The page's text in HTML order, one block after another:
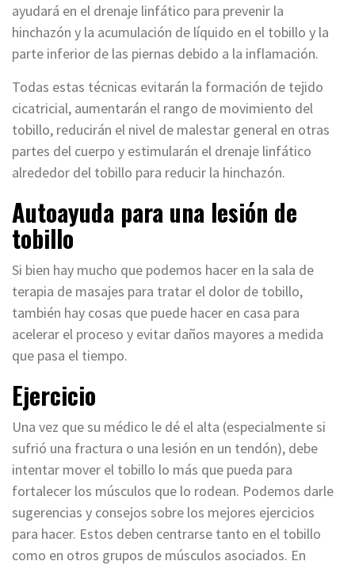
ayudará en el drenaje linfático para prevenir la
hinchazón y la acumulación de líquido en el tobillo y la
parte inferior de las piernas debido a la inflamación.
Todas estas técnicas evitarán la formación de tejido
cicatricial, aumentarán el rango de movimiento del
tobillo, reducirán el nivel de malestar general en otras
partes del cuerpo y estimularán el drenaje linfático
alrededor del tobillo para reducir la hinchazón.
Autoayuda para una lesión de
tobillo
Si bien hay mucho que podemos hacer en la sala de
terapia de masajes para tratar el dolor de tobillo,
también hay cosas que puede hacer en casa para
acelerar el proceso y evitar daños mayores a medida
que pasa el tiempo.
Ejercicio
Una vez que su médico le dé el alta (especialmente si
sufrió una fractura o una lesión en un tendón), debe
intentar mover el tobillo lo más que pueda para
fortalecer los músculos que lo rodean. Podemos darle
sugerencias y consejos sobre los mejores ejercicios
para hacer. Estos deben centrarse tanto en el tobillo
como en otros grupos de músculos asociados. En